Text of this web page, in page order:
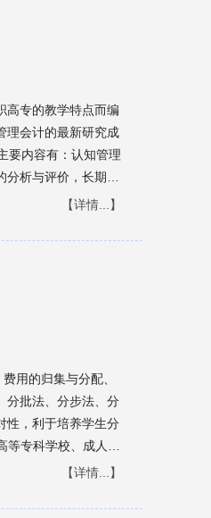
职高专财经类教
考之用。
高专的教学特点而编
理会计的最新研究成
要内容有：认知管理
析与评价，长期投
计。 本书不
济管理人员、财会人
【详情...】
用的归集与分配、
分批法、分步法、分
性，利于培养学生分
专科学校、成人高
课教材，也可以供经
【详情...】